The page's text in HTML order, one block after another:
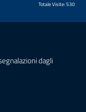
Totale Visite: 530
dagli